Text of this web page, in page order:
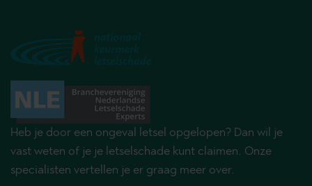
Heb je door een ongeval letsel opgelopen? Dan wil je
vast weten of je je letselschade kunt claimen. Onze
specialisten vertellen je er graag meer over.